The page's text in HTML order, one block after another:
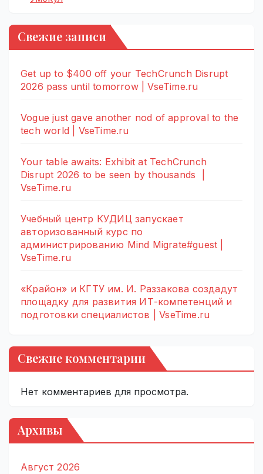
Свежие записи
Get up to $400 off your TechCrunch Disrupt
2026 pass until tomorrow | VseTime.ru
Vogue just gave another nod of approval to the
tech world | VseTime.ru
Your table awaits: Exhibit at TechCrunch
Disrupt 2026 to be seen by thousands |
VseTime.ru
Учебный центр КУДИЦ запускает
авторизованный курс по
администрированию Mind Migrate#guest |
VseTime.ru
«Крайон» и КГТУ им. И. Раззакова создадут
площадку для развития ИТ-компетенций и
подготовки специалистов | VseTime.ru
Свежие комментарии
Нет комментариев для просмотра.
Архивы
Август 2026